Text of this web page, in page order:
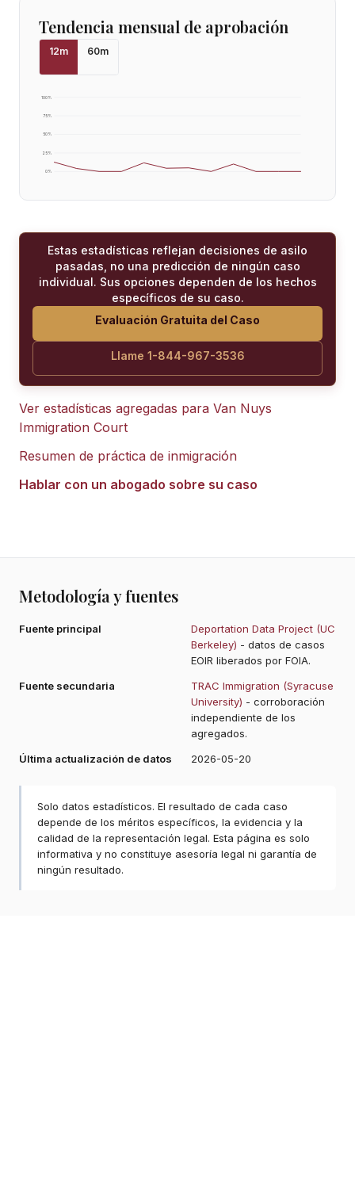
Tendencia mensual de aprobación
12m 60m
0%
25%
50%
75%
100%
Estas estadísticas reflejan decisiones de asilo
pasadas, no una predicción de ningún caso
individual. Sus opciones dependen de los hechos
específicos de su caso.
Evaluación Gratuita del Caso
Llame 1-844-967-3536
Ver estadísticas agregadas para Van Nuys
Immigration Court
Resumen de práctica de inmigración
Hablar con un abogado sobre su caso
Metodología y fuentes
Fuente principal
Deportation Data Project (UC
Berkeley) - datos de casos
EOIR liberados por FOIA.
Fuente secundaria
TRAC Immigration (Syracuse
University) - corroboración
independiente de los
agregados.
Última actualización de datos
2026-05-20
Solo datos estadísticos. El resultado de cada caso
depende de los méritos específicos, la evidencia y la
calidad de la representación legal. Esta página es solo
informativa y no constituye asesoría legal ni garantía de
ningún resultado.